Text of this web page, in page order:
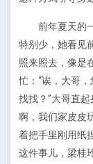
前年夏天的
特别少，她看见
照来照去，像是
忙：“诶，大哥
找找？”大哥直
啊，我们家皮皮
着把手里刚用纸
这件事儿，梁桂